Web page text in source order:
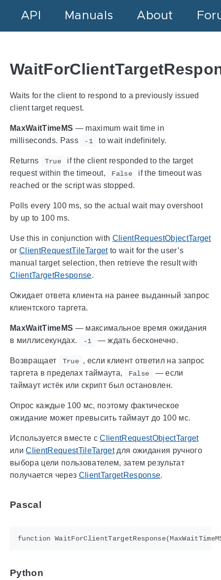
API Manuals About
Waits for the client to respond to a previously issued
client target request.
MaxWaitTimeMS — maximum wait time in
milliseconds. Pass
-1 to wait indefinitely.
Returns True
if the client responded to the target
request within the timeout,
False
if the timeout was
reached or the script was stopped.
Polls every 100 ms, so the actual wait may overshoot
by up to 100 ms.
Use this in conjunction with ClientRequestObjectTarget
or ClientRequestTileTargetto wait for the user’s
manual target selection, then retrieve the result with
ClientTargetResponse.
Ожидает ответа клиента на ранее выданный запрос
клиентского таргета.
MaxWaitTimeMS — максимальное время ожидания
в миллисекундах.
-1 — ждать бесконечно.
Возвращает True , если клиент ответил на запрос
таргета в пределах таймаута,
False
— если
таймаут истёк или скрипт был остановлен.
Опрос каждые 100 мс, поэтому фактическое
ожидание может превысить таймаут до 100 мс.
Используется вместе сClientRequestObjectTarget
илиClientRequestTileTargetдля ожидания ручного
выбора цели пользователем, затем результат
получается через ClientTargetResponse.
Pascal
Python